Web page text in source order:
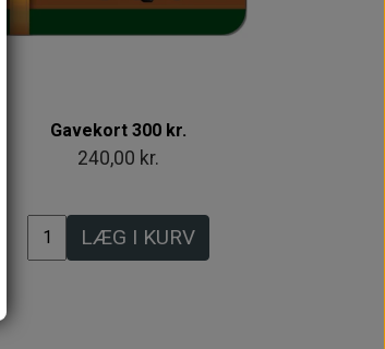
Gavekort 300 kr.
240,00 kr.
LÆG I KURV